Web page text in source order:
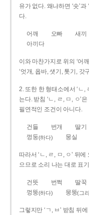
유가 없다. 왜냐하면 ‘솟’
다.
어깨 오빠 새끼
아끼다
이와 마찬가지로 위의 ‘어
‘엇개, 옵바, 샛기, 톳기, 갓
2. 또한 한 형태소에서 ‘ㄴ,
는다. 받침 ‘ㄴ, ㄹ, ㅁ, ㅇ’
필연적인 조건이 아니다.
건들 번개 딸기
껑둥(하다) 뭉실
따라서 ‘ㄴ, ㄹ, ㅁ, ㅇ’ 뒤
으므로 소리 나는 대로 표
건뜻 번쩍 딸꾹
껑뚱(하다) 뭉뚱(그
그렇지만 ‘ㄱ, ㅂ’ 받침 뒤